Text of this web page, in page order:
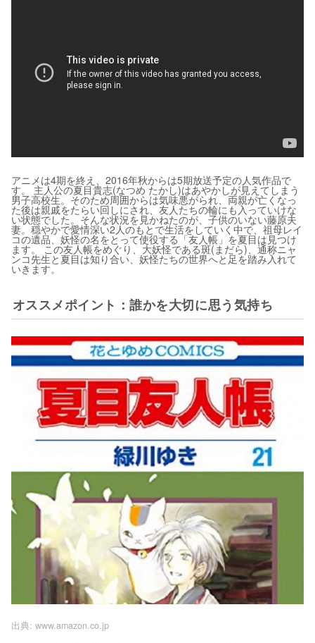
アニメは4期を終え、2016年秋からは5期放送予定の人気作品で
す。 主人公の夏目貴志(なつめ たかし)はあやかしが見えてしまう
男子高校生。そのため周囲からは気味悪がられ、両親が亡くなっ
た後は親戚をたらい回しにされ、友人たちの輪にも入っていけな
い状態でした。そんな状況を見かねたのが、子供のいない藤原夫
妻。穏やかで愛情深い2人のもとで生活をしていく中で、祖母レイ
コの遺品、妖怪の名をとって使役する「友人帳」を夏目は見つけ
ます。 この友人帳をめぐり、大妖怪である斑(まだら)、通称ニャ
ンコ先生と夏目は知り合い、妖怪たちの世界へと足を踏み入れて
いきます。
オススメポイント：誰かを大切に思う気持ち
出典: www.amazon.co.jp